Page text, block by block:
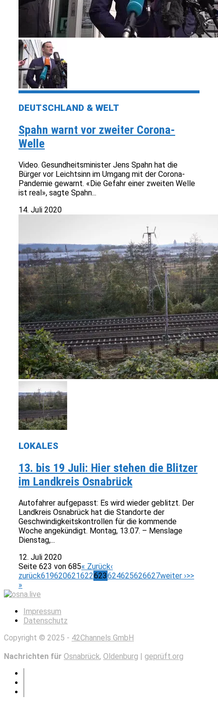
DEUTSCHLAND & WELT
Spahn warnt vor zweiter Corona-
Welle
Video. Gesundheitsminister Jens Spahn hat die
Bürger vor Leichtsinn im Umgang mit der Corona-
Pandemie gewarnt. «Die Gefahr einer zweiten Welle
ist real», sagte Spahn...
14. Juli 2020
LOKALES
13. bis 19 Juli: Hier stehen die Blitzer
im Landkreis Osnabrück
Autofahrer aufgepasst: Es wird wieder geblitzt. Der
Landkreis Osnabrück hat die Standorte der
Geschwindigkeitskontrollen für die kommende
Woche angekündigt. Montag, 13.07. – Menslage
Dienstag,...
12. Juli 2020
Seite 623 von 685« Zurück‹
zurück619620621622623624625626627weiter ›>>
»
Impressum
Datenschutz
Copyright © 2025 - 42Channels GmbH
Nachrichten für Osnabrück, Oldenburg geprüft.org